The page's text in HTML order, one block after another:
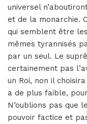
universel
et de la monarchie.
qui semblent être
mêmes tyrannisés
par un seul. Le
certainement pas
un Roi, non il
a de plus faible,
N’oublions pas que
pouvoir factice et